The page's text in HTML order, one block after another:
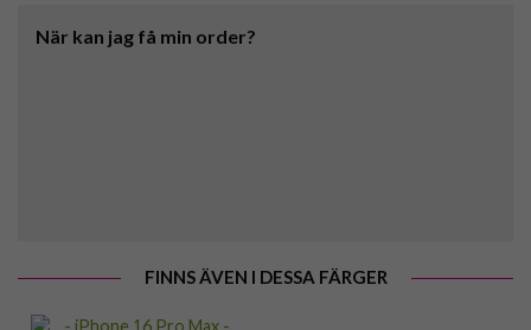
När kan jag få min order?
FINNS ÄVEN I DESSA FÄRGER